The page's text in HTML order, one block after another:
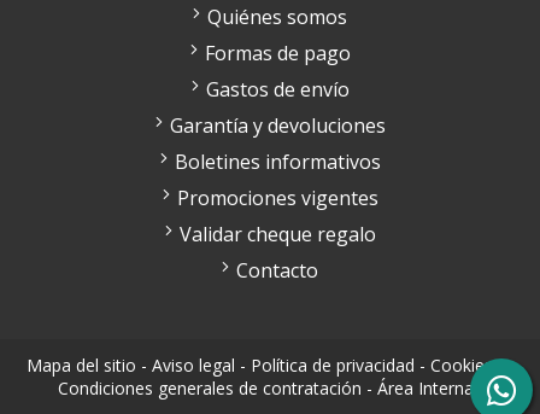
Quiénes somos
Formas de pago
Gastos de envío
Garantía y devoluciones
Boletines informativos
Promociones vigentes
Validar cheque regalo
Contacto
Mapa del sitio - Aviso legal - Política de privacidad - Cookies-
Condiciones generales de contratación - Área Interna